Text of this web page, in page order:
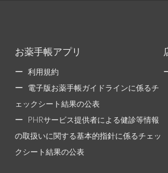
お薬手帳アプリ
利用規約
電子版お薬手帳ガイドラインに係るチ
ェックシート結果の公表
PHRサービス提供者による健診等情報
の取扱いに関する基本的指針に係るチェッ
クシート結果の公表